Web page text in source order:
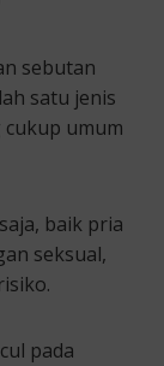
sebutan
satu jenis
cukup umum
baik pria
seksual,
pada